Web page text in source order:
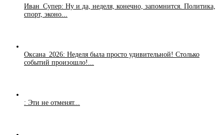
Иван_Супер: Ну и да, неделя, конечно, запомнится. Политика,
спорт, эконо...
Оксана_2026: Неделя была просто удивительной! Столько
событий произошло!...
: Эти не отменят...